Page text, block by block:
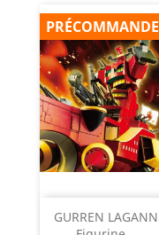
GURREN LAGANN
PRÉCOMMANDE